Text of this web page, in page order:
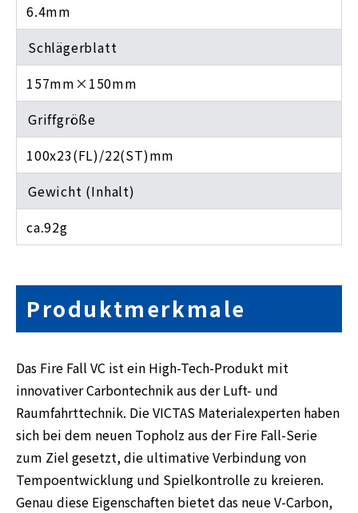
6.4mm
Schlägerblatt
157mm×150mm
Griffgröße
100x23(FL)/22(ST)mm
Gewicht (Inhalt)
ca.92g
Produktmerkmale
Das Fire Fall VC ist ein High-Tech-Produkt mit
innovativer Carbontechnik aus der Luft- und
Raumfahrttechnik. Die VICTAS Materialexperten haben
sich bei dem neuen Topholz aus der Fire Fall-Serie
zum Ziel gesetzt, die ultimative Verbindung von
Tempoentwicklung und Spielkontrolle zu kreieren.
Genau diese Eigenschaften bietet das neue V-Carbon,